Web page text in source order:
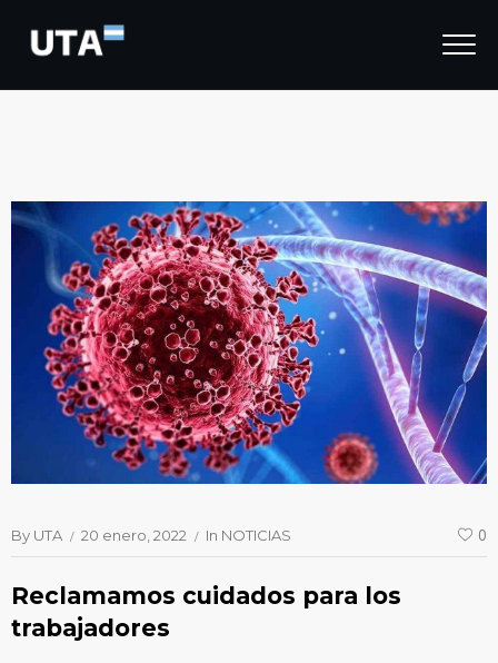
By UTA 20 enero, 2022 In NOTICIAS 0
Reclamamos cuidados para los
trabajadores